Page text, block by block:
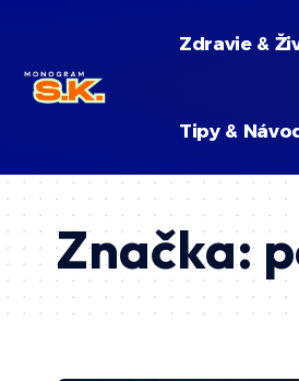
Zdravie &
Tipy &
Značka: